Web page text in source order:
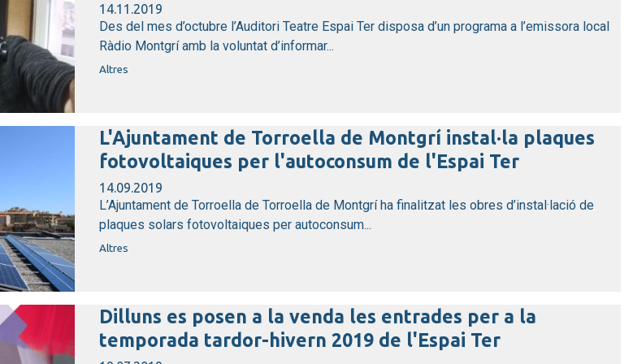
14.11.2019
Des del mes d’octubre l’Auditori Teatre Espai Ter disposa d’un programa a l’emissora local
Ràdio Montgrí amb la voluntat d’informar...
Altres
L'Ajuntament de Torroella de Montgrí instal·la plaques
fotovoltaiques per l'autoconsum de l'Espai Ter
14.09.2019
L’Ajuntament de Torroella de Torroella de Montgrí ha finalitzat les obres d’instal·lació de
plaques solars fotovoltaiques per autoconsum...
Altres
Dilluns es posen a la venda les entrades per a la
temporada tardor-hivern 2019 de l'Espai Ter